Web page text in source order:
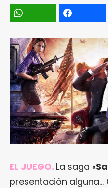
EL JUEGO. La saga «
presentación alguna…